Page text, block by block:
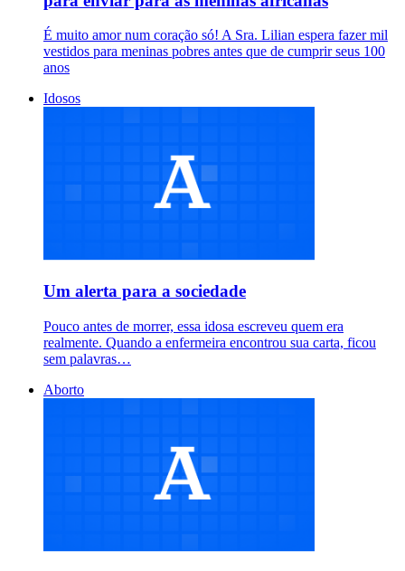
É muito amor num coração só! A Sra. Lilian espera fazer mil
vestidos para meninas pobres antes que de cumprir seus 100
anos
Idosos
Um alerta para a sociedade
Pouco antes de morrer, essa idosa escreveu quem era
realmente. Quando a enfermeira encontrou sua carta, ficou
sem palavras…
Aborto